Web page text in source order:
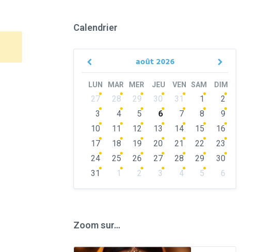
Calendrier
août 2026
Previous
Next
LUN MAR MER JEU VEN SAM DIM
Skip
calendar
days
27 28 29 30 31 1
2
3
4 5 6 7 8
9
10
11 12 13 14 15
16
17
18 19 20 21 22
23
24
25 26 27 28 29
30
31
1 2 3 4 5
6
Zoom sur…